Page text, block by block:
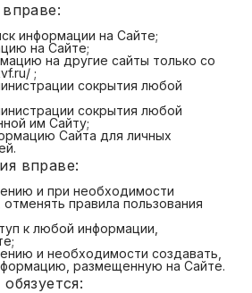
информации на Сайте;
на Сайте;
на другие сайты только со
;
сокрытия любой
сокрытия любой
им Сайту;
Сайта для личных
вправе:
и при необходимости
правила пользования
к любой информации,
и необходимости создавать,
размещенную на Сайте.